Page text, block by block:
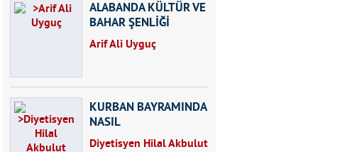
ALABANDA KÜLTÜR VE
BAHAR ŞENLİĞİ
Arif Ali Uyguç
KURBAN BAYRAMINDA
NASIL
BESLENMELİYİZ?
Diyetisyen Hilal Akbulut